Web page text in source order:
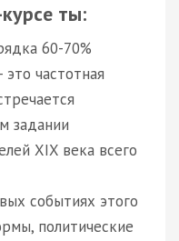
ты:
60-70%
частотная
задании
XIX века всего
событиях этого
политические